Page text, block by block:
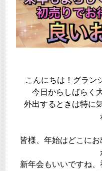
こんにちは！グラン
今日からしばらく
外出するときは特に
皆様、年始はどこに
新年会もいいですね